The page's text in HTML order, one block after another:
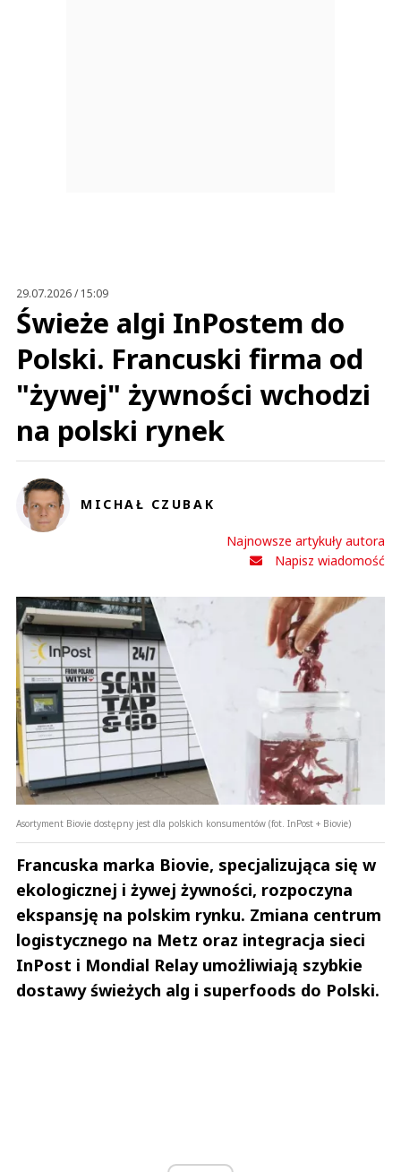
29.07.2026 / 15:09
Świeże algi InPostem do
Polski. Francuski firma od
"żywej" żywności wchodzi
na polski rynek
MICHAŁ CZUBAK
Najnowsze artykuły autora
Napisz wiadomość
Asortyment Biovie dostępny jest dla polskich konsumentów (fot. InPost + Biovie)
Francuska marka Biovie, specjalizująca się w
ekologicznej i żywej żywności, rozpoczyna
ekspansję na polskim rynku. Zmiana centrum
logistycznego na Metz oraz integracja sieci
InPost i Mondial Relay umożliwiają szybkie
dostawy świeżych alg i superfoods do Polski.